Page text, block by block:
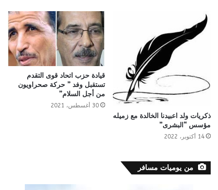
ذكريات ولد اعبيدنا الخالدة مع زميله
مؤسس “البشرى”
14 أكتوبر، 2022
قيادة حزب اتحاد قوى التقدم
تستقبل وفد ” حركة صحراويون
من أجل السلام”
30 أغسطس، 2021
من يوميات مسافر